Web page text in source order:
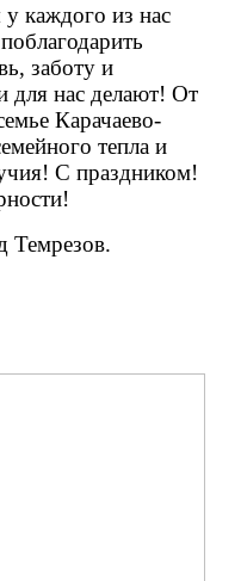
каждого из нас
заботу и
для нас делают! От
Карачаево-
тепла и
С праздником!
Темрезов.